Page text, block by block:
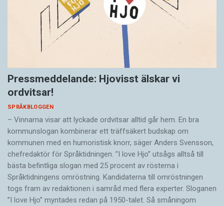
Pressmeddelande: Hjovisst älskar vi
ordvitsar!
SPRÅKBLOGGEN
– Vinnarna visar att lyckade ordvitsar alltid går hem. En bra
kommunslogan kombinerar ett träffsäkert budskap om
kommunen med en humoristisk knorr, säger Anders Svensson,
chefredaktör för Språktidningen. ”I love Hjo” utsågs alltså till
bästa befintliga slogan med 25 procent av rösterna i
Språktidningens omröstning. Kandidaterna till omröstningen
togs fram av redaktionen i samråd med flera experter. Sloganen
”I love Hjo” myntades redan på 1950-talet. Så småningom